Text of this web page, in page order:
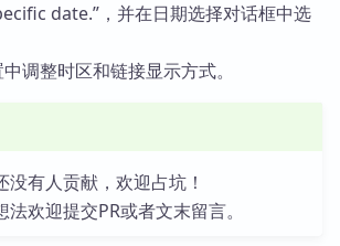
date.”，并在日期选择对话框中选
调整时区和链接显示方式。
没有人贡献，欢迎占坑！
欢迎提交PR或者文末留言。